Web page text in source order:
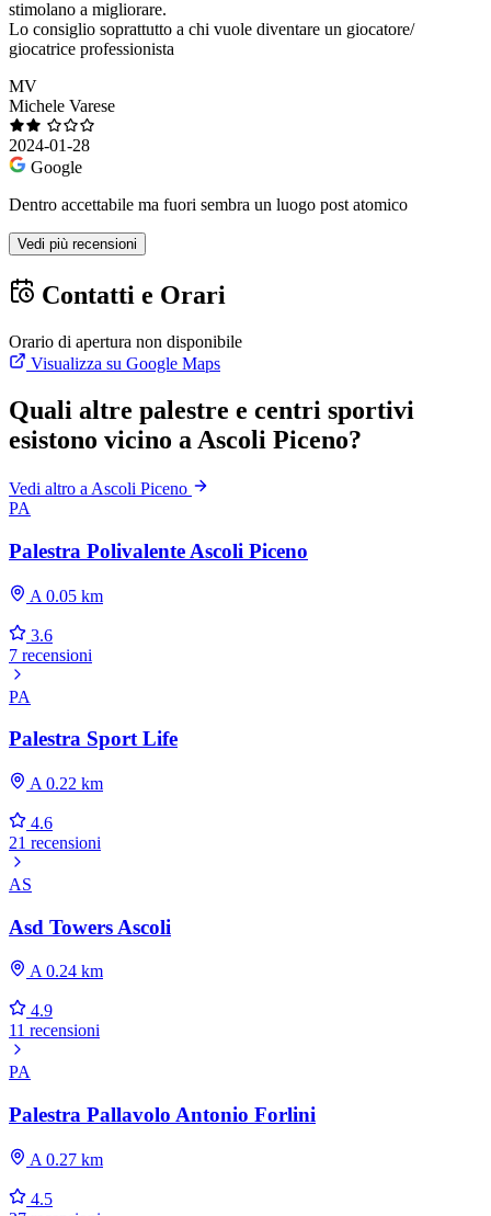
stimolano a migliorare.
Lo consiglio soprattutto a chi vuole diventare un giocatore/
giocatrice professionista
MV
Michele Varese
2024-01-28
Google
Dentro accettabile ma fuori sembra un luogo post atomico
Vedi più recensioni
Contatti e Orari
Orario di apertura non disponibile
Visualizza su Google Maps
Quali altre palestre e centri sportivi
esistono vicino a Ascoli Piceno?
Vedi altro a Ascoli Piceno
PA
Palestra Polivalente Ascoli Piceno
A 0.05 km
3.6
7 recensioni
PA
Palestra Sport Life
A 0.22 km
4.6
21 recensioni
AS
Asd Towers Ascoli
A 0.24 km
4.9
11 recensioni
PA
Palestra Pallavolo Antonio Forlini
A 0.27 km
4.5